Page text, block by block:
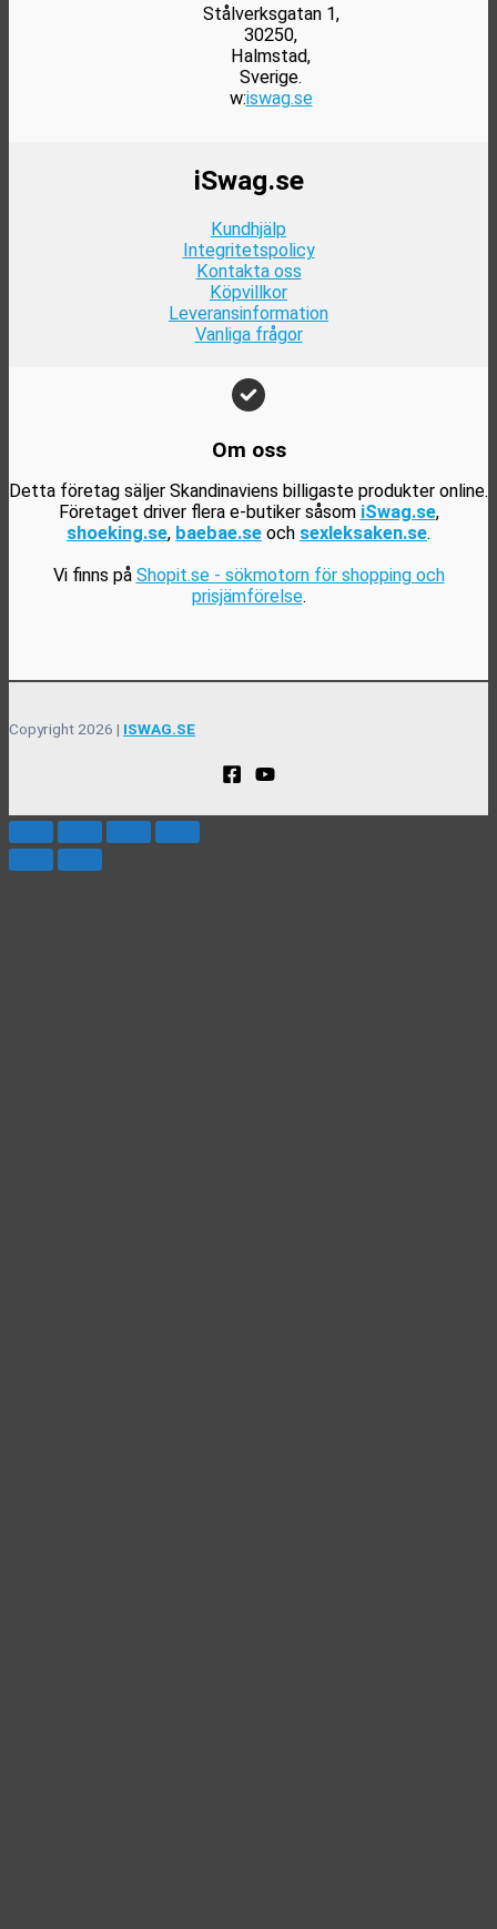
Stålverksgatan 1,
30250,
Halmstad,
Sverige.
w:iswag.se
iSwag.se
Kundhjälp
Integritetspolicy
Kontakta oss
Köpvillkor
Leveransinformation
Vanliga frågor
Om oss
Detta företag säljer Skandinaviens billigaste produkter online.
Företaget driver flera e-butiker såsom iSwag.se,
shoeking.se, baebae.se och sexleksaken.se.
Vi finns på Shopit.se - sökmotorn för shopping och
prisjämförelse.
Copyright 2026 | ISWAG.SE